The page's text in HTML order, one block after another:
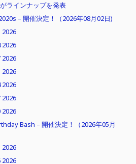
ラインナップを発表
– 開催決定！（2026年08月02日)
2026
2026
2026
2026
2026
2026
2026
Bash – 開催決定！（2026年05月
2026
2026